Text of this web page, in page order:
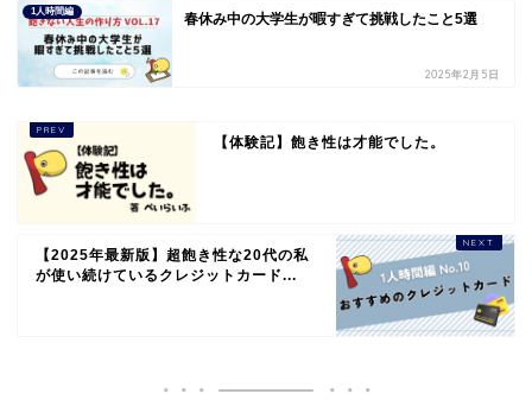
1人時間編 春休み中の大学生が暇すぎて挑戦したこと5選
2025年2月5日
【体験記】飽き性は才能でした。
【2025年最新版】超飽き性な20代の私
が使い続けているクレジットカード...